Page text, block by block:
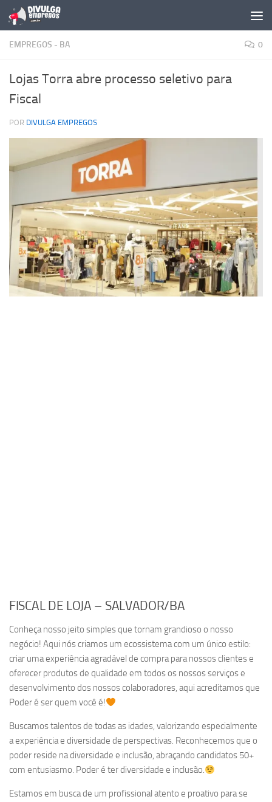
Skip to content
EMPREGOS - BA 0
Lojas Torra abre processo seletivo para
Fiscal
POR DIVULGA EMPREGOS
FISCAL DE LOJA – SALVADOR/BA
Conheça nosso jeito simples que tornam grandioso o nosso
negócio! Aqui nós criamos um ecossistema com um único estilo:
criar uma experiência agradável de compra para nossos clientes e
oferecer produtos de qualidade em todos os nossos serviços e
desenvolvimento dos nossos colaboradores, aqui acreditamos que
Poder é ser quem você é!
Buscamos talentos de todas as idades, valorizando especialmente
a experiência e diversidade de perspectivas. Reconhecemos que o
poder reside na diversidade e inclusão, abraçando candidatos 50+
com entusiasmo. Poder é ter diversidade e inclusão.
Estamos em busca de um profissional atento e proativo para se